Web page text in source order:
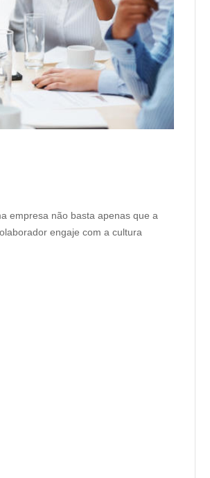
empresa não basta apenas que a
engaje com a cultura